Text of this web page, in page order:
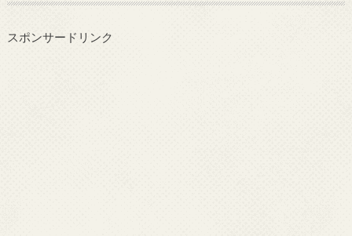
スポンサードリンク